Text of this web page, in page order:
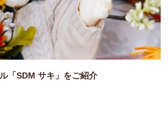
「SDM サキ」をご紹介